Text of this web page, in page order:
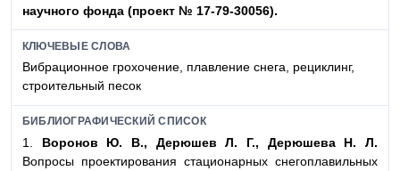
научного фонда (проект № 17-79-30056).
КЛЮЧЕВЫЕ СЛОВА
Bибрационное грохочение, плавление снега, рециклинг,
строительный песок
БИБЛИОГРАФИЧЕСКИЙ СПИСОК
1.
Воронов Ю. В., Дерюшев Л. Г., Дерюшева Н. Л.
Вопросы проектирования стационарных снегоплавильных